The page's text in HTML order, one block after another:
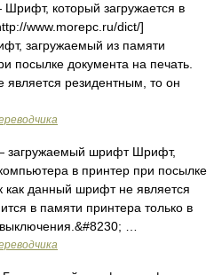
который загружается в
www.morepc.ru/dict/]
загружаемый из памяти
посылке документа на печать.
резидентным, то он
загружаемый шрифт Шрифт,
в принтер при посылке
как данный шрифт не является
в памяти принтера только в
…